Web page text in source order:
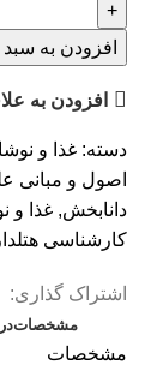
افزودن به
افزودن به
دسته: غذا و
اصول و مبانی
دانابخش, غذا و
کارشناسی
اشتراک گذاری:
مشخصات
مشخصات